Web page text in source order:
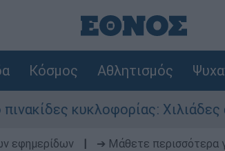
Κόσμος Αθλητισμός
Χιλιάδες
εφημερίδων ➔ Μάθετε περισσότερα